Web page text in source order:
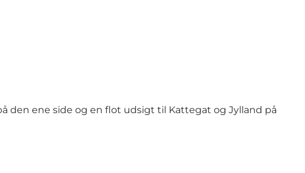
den ene side og en flot udsigt til Kattegat og Jylland på